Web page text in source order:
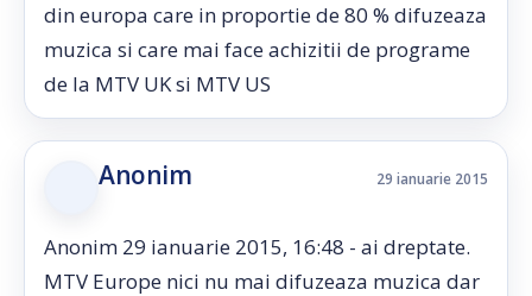
din europa care in proportie de 80 % difuzeaza
muzica si care mai face achizitii de programe
de la MTV UK si MTV US
Anonim 29 ianuarie 2015
Anonim 29 ianuarie 2015, 16:48 - ai dreptate.
MTV Europe nici nu mai difuzeaza muzica dar